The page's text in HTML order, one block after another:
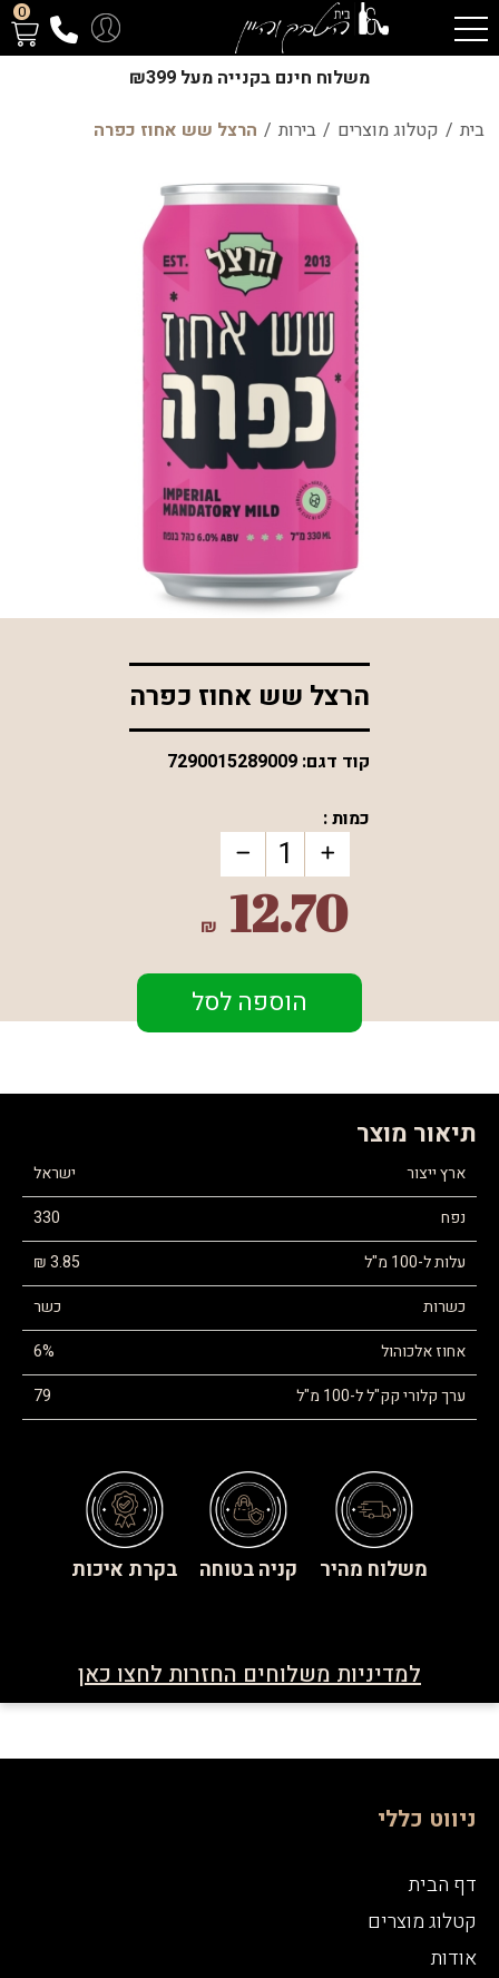
0
משלוח חינם בקנייה מעל ₪399
בית / קטלוג מוצרים / בירות / הרצל שש אחוז כפרה
הרצל שש אחוז כפרה
קוד דגם: 7290015289009
כמות :
12.70
₪
הוספה לסל
תיאור מוצר
ארץ ייצור
ישראל
נפח
330
עלות ל-100 מ"ל
3.85 ₪
כשרות
כשר
אחוז אלכוהול
6%
ערך קלורי קק"ל ל-100 מ"ל
79
משלוח מהיר קניה בטוחה בקרת איכות
למדיניות משלוחים החזרות לחצו כאן
ניווט כללי
דף הבית
קטלוג מוצרים
אודות